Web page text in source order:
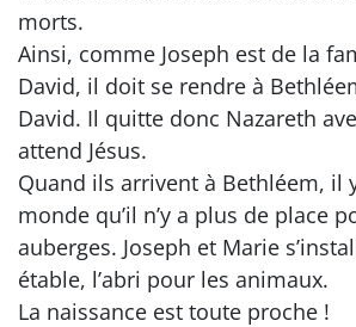
morts.
Ainsi, comme Joseph est de la
David, il doit se rendre à
David. Il quitte donc Nazareth
attend Jésus.
Quand ils arrivent à Bethléem, il
monde qu’il n’y a plus de place
auberges. Joseph et Marie
étable, l’abri pour les animaux.
La naissance est toute proche !